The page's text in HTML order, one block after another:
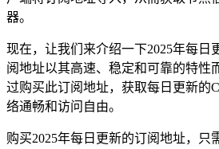
器。
现在，让我们来介绍一下2025年每日
阅地址以其高速、稳定和可靠的特性
过购买此订阅地址，获取每日更新的
络通畅和访问自由。
购买2025年每日更新的订阅地址，只